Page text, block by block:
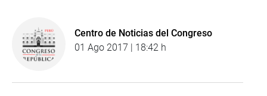
Centro de Noticias del Congreso
01 Ago 2017 | 18:42 h